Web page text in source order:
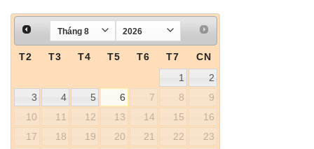
T2 T3 T4 T5 T6 T7
CN
1
2
3
4 5 6 7 8
9
10
11 12 13 14 15
16
17
18 19 20 21 22
23